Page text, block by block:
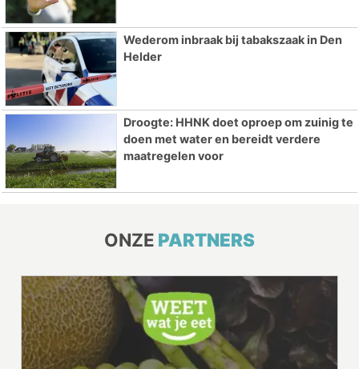
Wederom inbraak bij tabakszaak in Den
Helder
Droogte: HHNK doet oproep om zuinig te
doen met water en bereidt verdere
maatregelen voor
ONZE PARTNERS